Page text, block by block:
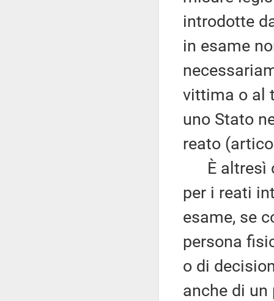
introdotte
in esame
vittima o al
uno Stato
reato
È altresì
per i reati
esame, se
persona
o di
anche di